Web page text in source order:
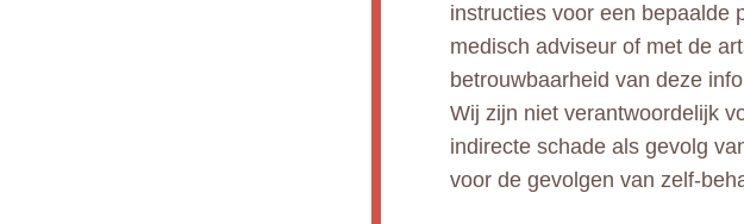
instructies voor een bepaalde
medisch adviseur of met de
betrouwbaarheid van deze
Wij zijn niet verantwoordelijk
indirecte schade als gevolg
voor de gevolgen van zelf-